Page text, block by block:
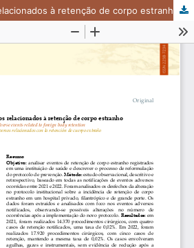
à retenção de corpo estranho